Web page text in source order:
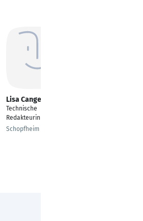
Lisa Cangeri
Technische
Redakteurin
Schopfheim